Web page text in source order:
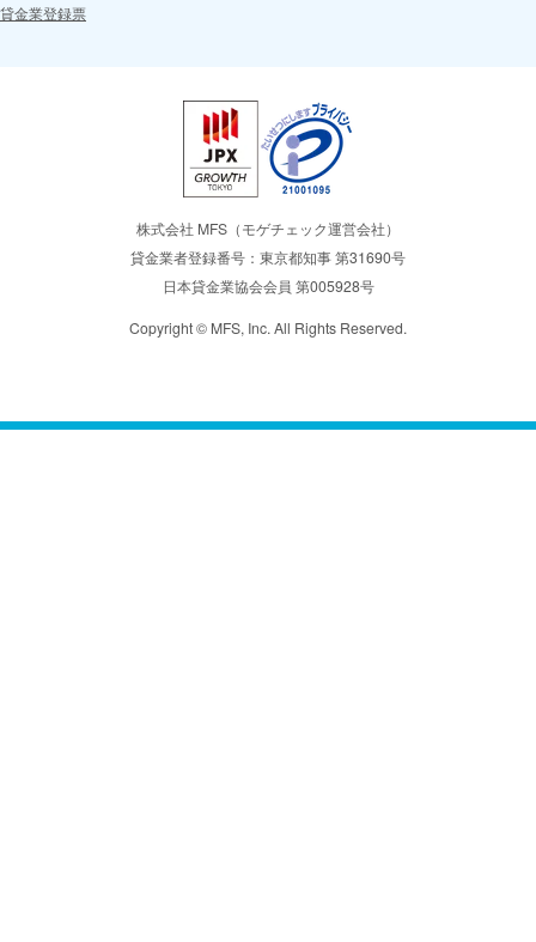
貸金業登録票
株式会社 MFS（モゲチェック運営会社）
貸金業者登録番号：東京都知事 第31690号
日本貸金業協会会員 第005928号
Copyright © MFS, Inc. All Rights Reserved.